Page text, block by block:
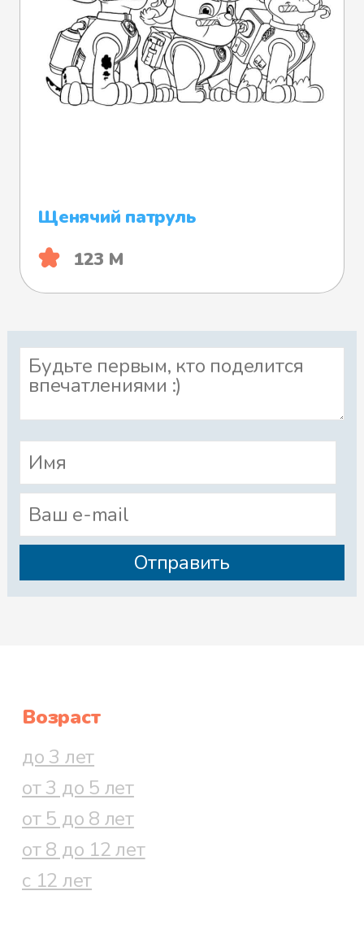
Щенячий патруль
123 М
Возраст
до 3 лет
от 3 до 5 лет
от 5 до 8 лет
от 8 до 12 лет
с 12 лет